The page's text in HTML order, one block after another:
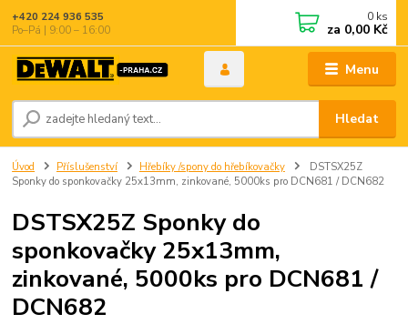
Menu
Hledat
+420 224 936 535
Po–Pá | 9:00 – 16:00
0 ks
za 0,00 Kč
Úvod Příslušenství Hřebíky /spony do hřebíkovačky
DSTSX25Z
Sponky do sponkovačky 25x13mm, zinkované, 5000ks pro DCN681 / DCN682
DSTSX25Z Sponky do
sponkovačky 25x13mm,
zinkované, 5000ks pro DCN681 /
DCN682